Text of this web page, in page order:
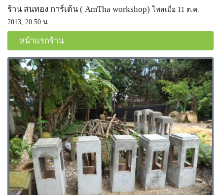
ร้าน สนทอง การ์เด้น ( AmTha workshop) โพสเมื่อ 11 ต.ค.
2013, 20:50 น.
หน้าแรกร้าน